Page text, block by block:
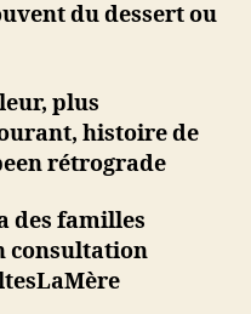
du dessert ou
plus
histoire de
rétrograde
des familles
consultation